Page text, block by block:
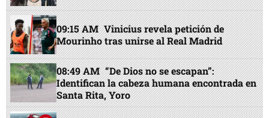
09:15 AM Vinicius revela petición de
Mourinho tras unirse al Real Madrid
08:49 AM “De Dios no se escapan”:
Identifican la cabeza humana encontrada en
Santa Rita, Yoro